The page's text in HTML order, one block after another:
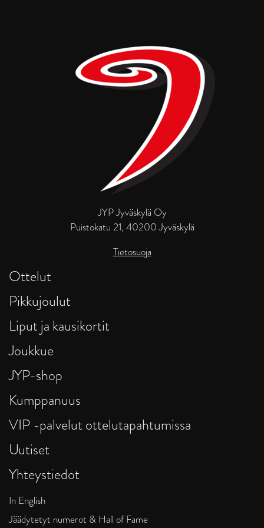
JYP Jyväskylä Oy
Puistokatu 21, 40200 Jyväskylä
Tietosuoja
Ottelut
Pikkujoulut
Liput ja kausikortit
Joukkue
JYP-shop
Kumppanuus
VIP -palvelut ottelutapahtumissa
Uutiset
Yhteystiedot
In English
Jäädytetyt numerot & Hall of Fame